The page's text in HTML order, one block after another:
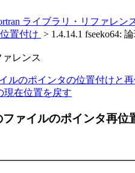
ライブラリ・リファレン
置付け > 1.4.14.1 fseeko64:
ァレンス
ルのポインタの位置付けと
現在位置を戻す
ァイルのポインタ再位